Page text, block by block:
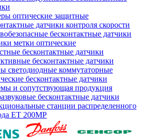
оптические защитные
датчики контроля скорости
бесконтактные датчики
метки оптические
бесконтактные датчики
бесконтактные датчики
светодиодные коммутаторные
бесконтактные датчики
и сопутствующая продукция
бесконтактные датчики
станции распределенного
ET 200MP